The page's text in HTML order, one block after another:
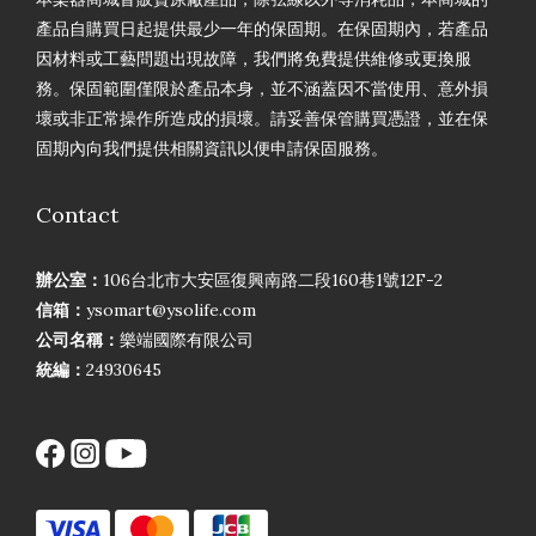
產品自購買日起提供最少一年的保固期。在保固期內，若產品
因材料或工藝問題出現故障，我們將免費提供維修或更換服
務。保固範圍僅限於產品本身，並不涵蓋因不當使用、意外損
壞或非正常操作所造成的損壞。請妥善保管購買憑證，並在保
固期內向我們提供相關資訊以便申請保固服務。
Contact
辦公室： 106台北市大安區復興南路二段160巷1號12F-2
信箱： ysomart@ysolife.com
公司名稱： 樂端國際有限公司
統編： 24930645